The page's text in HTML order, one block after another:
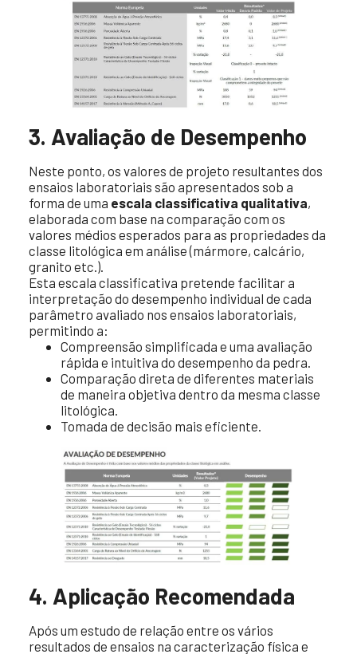
3. Avaliação de Desempenho
Neste ponto, os valores de projeto resultantes dos
ensaios laboratoriais são apresentados sob a
forma de uma escala classificativa qualitativa,
elaborada com base na comparação com os
valores médios esperados para as propriedades da
classe litológica em análise (mármore, calcário,
granito etc.).
Esta escala classificativa pretende facilitar a
interpretação do desempenho individual de cada
parâmetro avaliado nos ensaios laboratoriais,
permitindo a:
Compreensão simplificada e uma avaliação
rápida e intuitiva do desempenho da pedra.
Comparação direta de diferentes materiais
de maneira objetiva dentro da mesma classe
litológica.
Tomada de decisão mais eficiente.
4. Aplicação Recomendada
Após um estudo de relação entre os vários
resultados de ensaios na caracterização física e